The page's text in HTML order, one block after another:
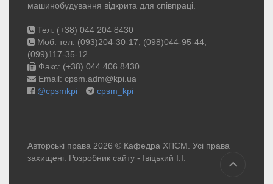
машинобудування відкрита для співпраці.
Тел: (+38) 044 204 8430
Моб. тел: (093)204-30-17; (098)044-95-44;
(099)117-35-12.
Факс: (+38) 044 406 8430
Email: cpsm.adm@kpi.ua
@cpsmkpi
cpsm_kpi
Авторські права 2026 © Кафедра ХПСМ. Усі права
захищені. Розробник сайту - Івіцький І.І.